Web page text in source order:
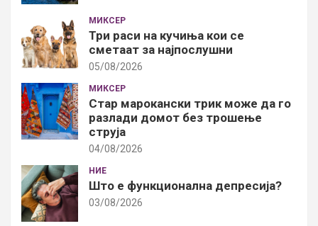
МИКСЕР
Три раси на кучиња кои се
сметаат за најпослушни
05/08/2026
МИКСЕР
Стар марокански трик може да го
разлади домот без трошење
струја
04/08/2026
НИЕ
Што е функционална депресија?
03/08/2026